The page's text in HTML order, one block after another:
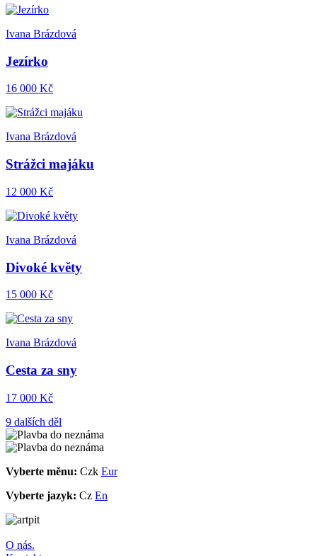
Ivana Brázdová
Jezírko
16 000 Kč
Ivana Brázdová
Strážci majáku
12 000 Kč
Ivana Brázdová
Divoké květy
15 000 Kč
Ivana Brázdová
Cesta za sny
17 000 Kč
9 dalších děl
Vyberte měnu: Czk Eur
Vyberte jazyk: Cz En
O nás.